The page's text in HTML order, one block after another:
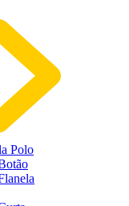
Polo